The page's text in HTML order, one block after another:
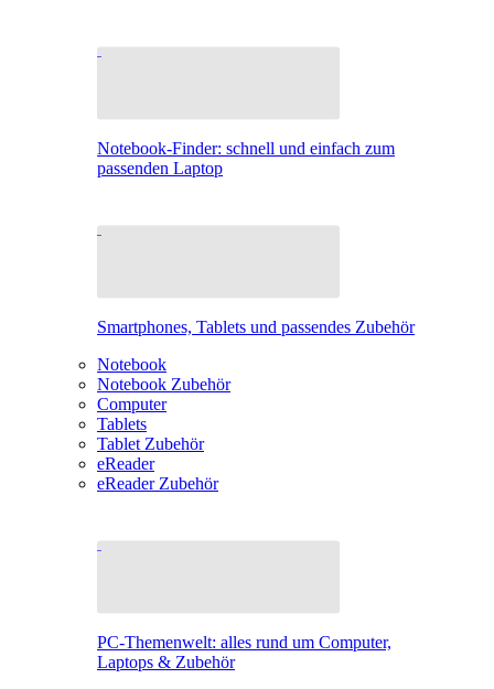
Notebook-Finder: schnell und einfach zum
passenden Laptop
Smartphones, Tablets und passendes Zubehör
Notebook
Notebook Zubehör
Computer
Tablets
Tablet Zubehör
eReader
eReader Zubehör
PC-Themenwelt: alles rund um Computer,
Laptops & Zubehör